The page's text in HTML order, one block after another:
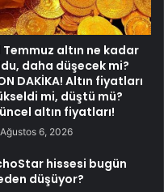
Temmuz altın ne kadar
daha düşecek mi?
DAKİKA! Altın fiyatları
mi, düştü mü?
altın fiyatları!
Ağustos 6, 2026
hissesi bugün
düşüyor?